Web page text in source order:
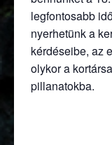
legfontosabb
nyerhetünk a
kérdéseibe, az
olykor a
pillanatokba.